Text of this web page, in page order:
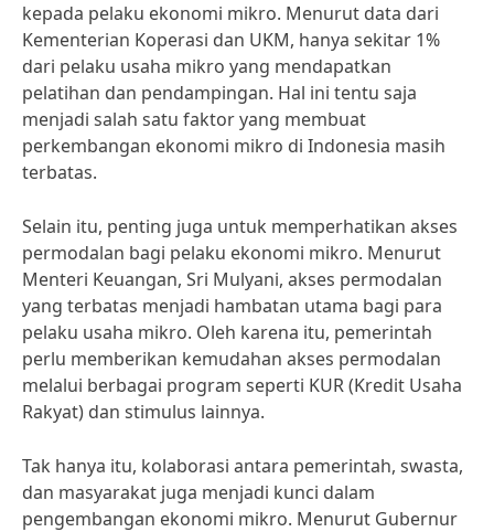
kepada pelaku ekonomi mikro. Menurut data dari
Kementerian Koperasi dan UKM, hanya sekitar 1%
dari pelaku usaha mikro yang mendapatkan
pelatihan dan pendampingan. Hal ini tentu saja
menjadi salah satu faktor yang membuat
perkembangan ekonomi mikro di Indonesia masih
terbatas.
Selain itu, penting juga untuk memperhatikan akses
permodalan bagi pelaku ekonomi mikro. Menurut
Menteri Keuangan, Sri Mulyani, akses permodalan
yang terbatas menjadi hambatan utama bagi para
pelaku usaha mikro. Oleh karena itu, pemerintah
perlu memberikan kemudahan akses permodalan
melalui berbagai program seperti KUR (Kredit Usaha
Rakyat) dan stimulus lainnya.
Tak hanya itu, kolaborasi antara pemerintah, swasta,
dan masyarakat juga menjadi kunci dalam
pengembangan ekonomi mikro. Menurut Gubernur